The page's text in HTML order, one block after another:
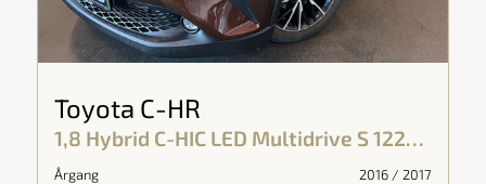
Toyota C-HR
1,8 Hybrid C-HIC LED Multidrive S 122HK 5d Aut.
2016 / 2017
Årgang